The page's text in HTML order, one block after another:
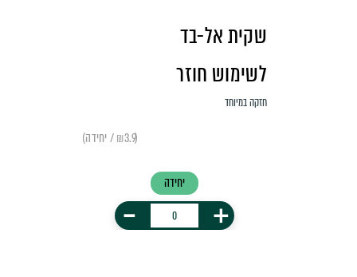
שקית אל-בד
לשימוש חוזר
חזקה במיוחד
(₪3.9 / יחידה)
יחידה
+
-